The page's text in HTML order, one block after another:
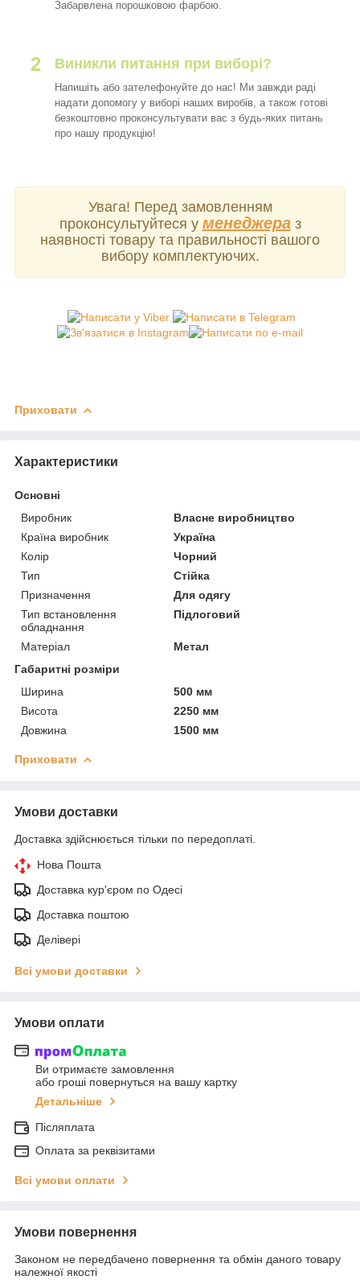
Забарвлена порошковою фарбою.
2 Виникли питання при виборі?
Напишіть або зателефонуйте до нас! Ми завжди раді
надати допомогу у виборі наших виробів, а також готові
безкоштовно проконсультувати вас з будь-яких питань
про нашу продукцію!
Увага! Перед замовленням
проконсультуйтеся у менеджераз
наявності товару та правильності вашого
вибору комплектуючих.
Приховати
Характеристики
Основні
Виробник
Власне виробництво
Країна виробник
Україна
Колір
Чорний
Тип
Стійка
Призначення
Для одягу
Тип встановлення
обладнання
Підлоговий
Матеріал
Метал
Габаритні розміри
Ширина
500 мм
Висота
2250 мм
Довжина
1500 мм
Приховати
Умови доставки
Доставка здійснюється тільки по передоплаті.
Нова Пошта
Доставка кур'єром по Одесі
Доставка поштою
Делівері
Всі умови доставки
Умови оплати
Ви отримаєте замовлення
або гроші повернуться на вашу картку
Детальніше
Післяплата
Оплата за реквізитами
Всі умови оплати
Умови повернення
Законом не передбачено повернення та обмін даного товару
належної якості